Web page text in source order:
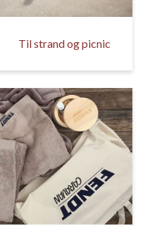
Til strand og picnic